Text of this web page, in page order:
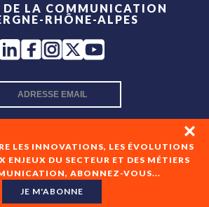
LES INNOVATIONS, LES ÉVOLUTIONS
ENJEUX DU SECTEUR ET DES MÉTIERS
ABONNEZ-VOUS...
JE M'ABONNE
DE LA COMMUNICATION
RHÔNE-ALPES
case, je consens à recevoir les newsletters